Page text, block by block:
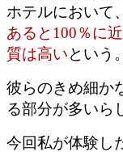
ホテルにおいて、
あると100％に
質は高いという。
彼らのきめ細か
る部分が多いら
今回私が体験し